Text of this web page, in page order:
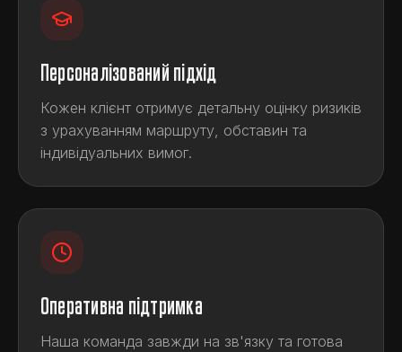
Персоналізований підхід
Кожен клієнт отримує детальну оцінку ризиків
з урахуванням маршруту, обставин та
індивідуальних вимог.
Оперативна підтримка
Наша команда завжди на зв'язку та готова